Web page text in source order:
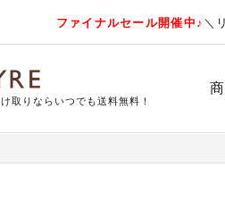
ファイナルセール開催中♪ ＼
取りならいつでも送料無料！